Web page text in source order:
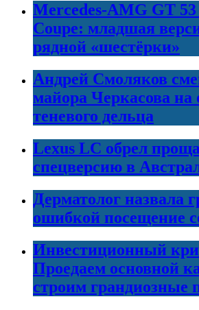
Mercedes-AMG GT
Coupe: младшая
рядной «шестёрки»
Андрей Смоляков
майора Черкасова на
теневого дельца
Lexus LC обрел
спецверсию в
Дерматолог назвала
ошибкой посещение
Инвестиционный
Проедаем основной
строим грандиозные